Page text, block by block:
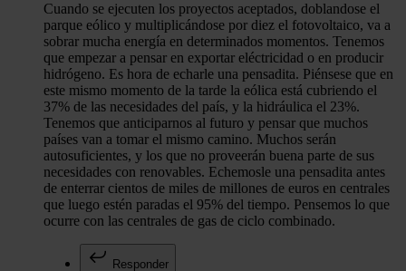
Cuando se ejecuten los proyectos aceptados, doblandose el
parque eólico y multiplicándose por diez el fotovoltaico, va a
sobrar mucha energía en determinados momentos. Tenemos
que empezar a pensar en exportar eléctricidad o en producir
hidrógeno. Es hora de echarle una pensadita. Piénsese que en
este mismo momento de la tarde la eólica está cubriendo el
37% de las necesidades del país, y la hidráulica el 23%.
Tenemos que anticiparnos al futuro y pensar que muchos
países van a tomar el mismo camino. Muchos serán
autosuficientes, y los que no proveerán buena parte de sus
necesidades con renovables. Echemosle una pensadita antes
de enterrar cientos de miles de millones de euros en centrales
que luego estén paradas el 95% del tiempo. Pensemos lo que
ocurre con las centrales de gas de ciclo combinado.
Responder